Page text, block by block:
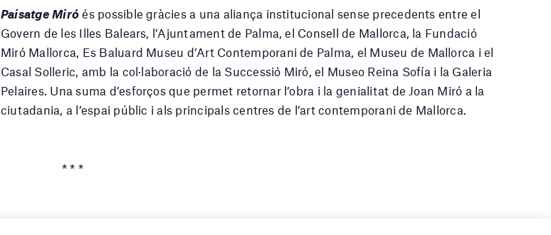
Paisatge Miró és possible gràcies a una aliança institucional sense precedents entre el
Govern de les Illes Balears, l’Ajuntament de Palma, el Consell de Mallorca, la Fundació
Miró Mallorca, Es Baluard Museu d’Art Contemporani de Palma, el Museu de Mallorca i el
Casal Solleric, amb la col·laboració de la Successió Miró, el Museo Reina Sofía i la Galeria
Pelaires. Una suma d’esforços que permet retornar l’obra i la genialitat de Joan Miró a la
ciutadania, a l’espai públic i als principals centres de l’art contemporani de Mallorca.
* * *